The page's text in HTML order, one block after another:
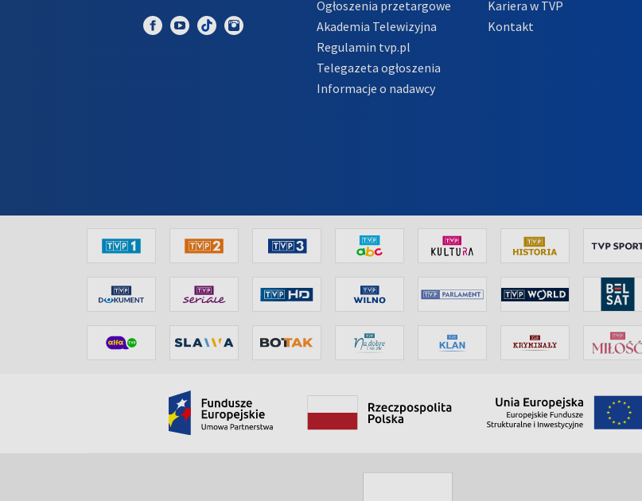
Ogłoszenia przetargowe
Akademia Telewizyjna
Regulamin tvp.pl
Telegazeta ogłoszenia
Informacje o nadawcy
Kariera w TVP
Kontakt